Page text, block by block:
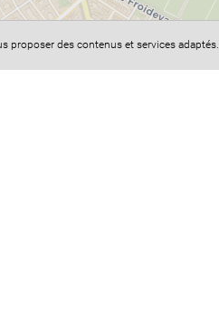
proposer des contenus et services adaptés.